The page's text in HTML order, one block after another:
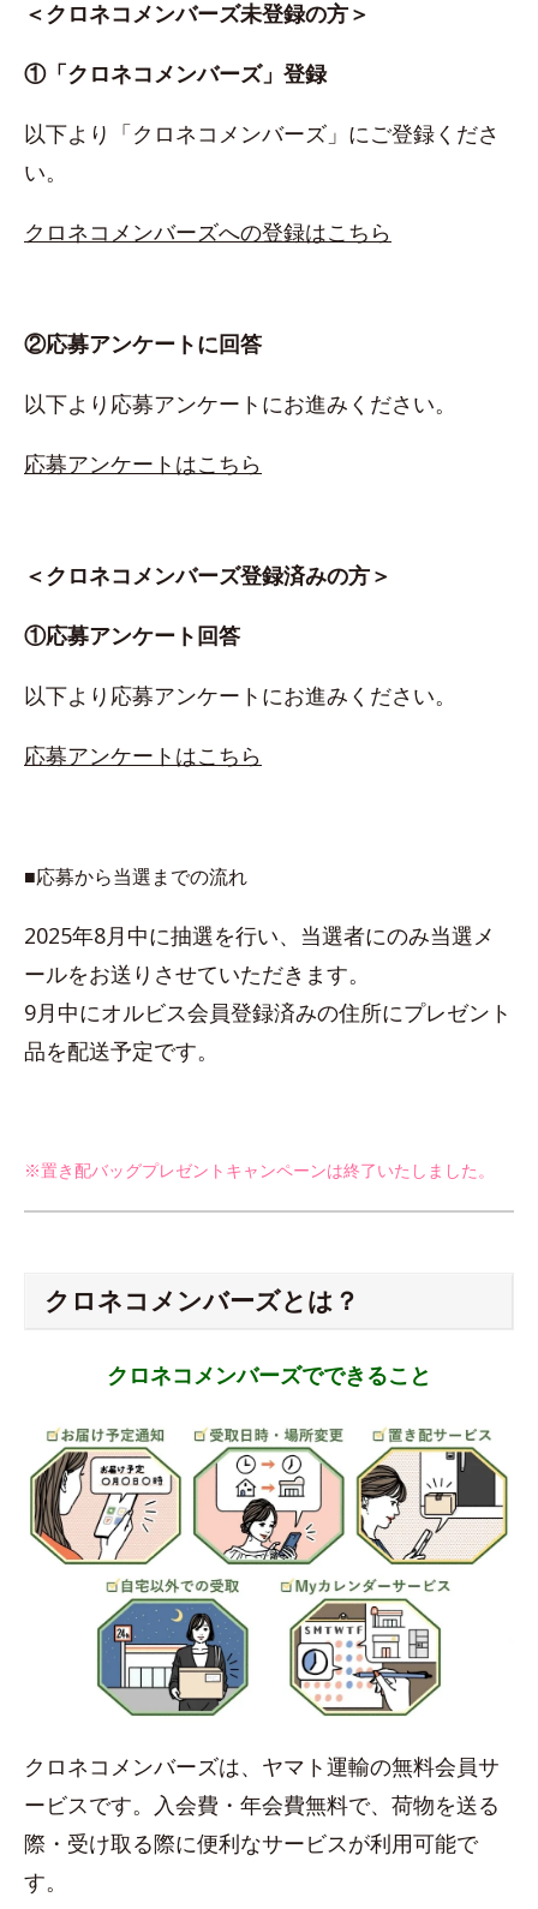
＜クロネコメンバーズ未登録の方＞
①「クロネコメンバーズ」登録
以下より「クロネコメンバーズ」にご登録くださ
い。
クロネコメンバーズへの登録はこちら
②応募アンケートに回答
以下より応募アンケートにお進みください。
応募アンケートはこちら
＜クロネコメンバーズ登録済みの方＞
①応募アンケート回答
以下より応募アンケートにお進みください。
応募アンケートはこちら
■応募から当選までの流れ
2025年8月中に抽選を行い、当選者にのみ当選メ
ールをお送りさせていただきます。
9月中にオルビス会員登録済みの住所にプレゼント
品を配送予定です。
※置き配バッグプレゼントキャンペーンは終了いたしました。
クロネコメンバーズとは？
クロネコメンバーズでできること
クロネコメンバーズは、ヤマト運輸の無料会員サ
ービスです。入会費・年会費無料で、荷物を送る
際・受け取る際に便利なサービスが利用可能で
す。